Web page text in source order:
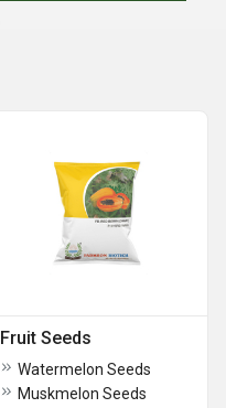
Fruit Seeds
Watermelon Seeds
Muskmelon Seeds